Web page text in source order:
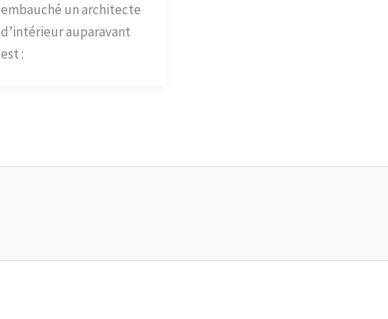
embauché un architecte
d’intérieur auparavant
est :